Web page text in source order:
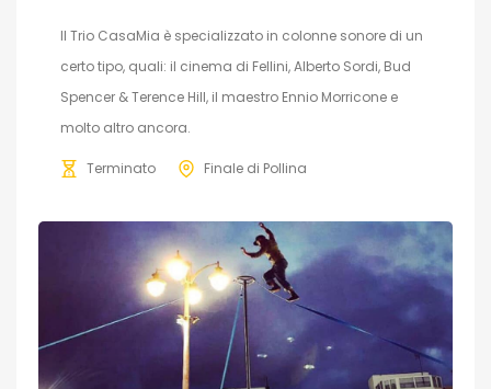
Il Trio CasaMia è specializzato in colonne sonore di un
certo tipo, quali: il cinema di Fellini, Alberto Sordi, Bud
Spencer & Terence Hill, il maestro Ennio Morricone e
molto altro ancora.
Terminato Finale di Pollina